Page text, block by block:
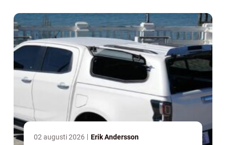
02 augusti 2026 Erik Andersson